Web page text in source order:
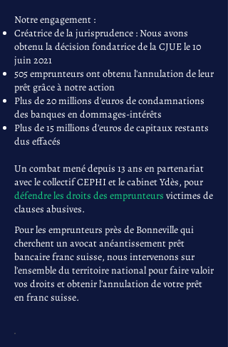
Notre engagement :
Créatrice de la jurisprudence : Nous avons
obtenu la décision fondatrice de la CJUE le 10
juin 2021
505 emprunteurs ont obtenu l'annulation de leur
prêt grâce à notre action
Plus de 20 millions d'euros de condamnations
des banques en dommages-intérêts
Plus de 15 millions d'euros de capitaux restants
dus effacés
Un combat mené depuis 13 ans en partenariat
avec le collectif CEPHI et le cabinet Ydès, pour
défendre les droits des emprunteurs victimes de
clauses abusives.
Pour les emprunteurs près de Bonneville qui
cherchent un avocat anéantissement prêt
bancaire franc suisse, nous intervenons sur
l'ensemble du territoire national pour faire valoir
vos droits et obtenir l'annulation de votre prêt
en franc suisse.